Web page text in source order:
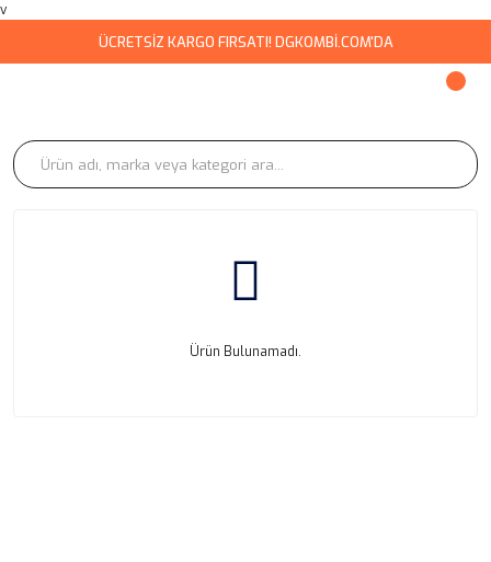
v
ÜCRETSİZ KARGO FIRSATI! DGKOMBİ.COM'DA
Ürün Bulunamadı.